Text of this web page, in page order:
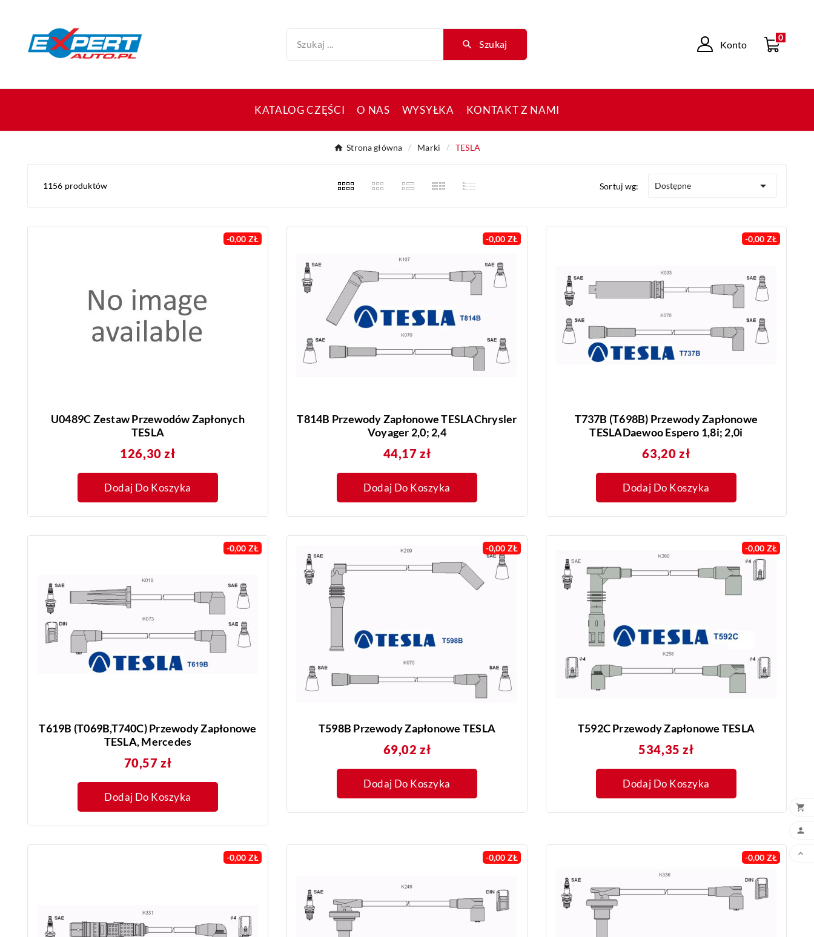
Szukaj Konto
0
KATALOG CZĘŚCI O NAS WYSYŁKA KONTAKT Z NAMI
Strona główna Marki TESLA
1156 produktów Sortuj wg: Dostępne 
-0,00 ZŁ
U0489C Zestaw Przewodów Zapłonych
TESLA
126,30 złCena
Dodaj Do Koszyka
-0,00 ZŁ
T814B Przewody Zapłonowe TESLAChrysler
Voyager 2,0; 2,4
44,17 złCena
Dodaj Do Koszyka
-0,00 ZŁ
T737B (T698B) Przewody Zapłonowe
TESLADaewoo Espero 1,8i; 2,0i
63,20 złCena
Dodaj Do Koszyka
-0,00 ZŁ
T619B (T069B,T740C) Przewody Zapłonowe
TESLA, Mercedes
70,57 złCena
Dodaj Do Koszyka
-0,00 ZŁ
T598B Przewody Zapłonowe TESLA
69,02 złCena
Dodaj Do Koszyka
-0,00 ZŁ
T592C Przewody Zapłonowe TESLA
534,35 złCena
Dodaj Do Koszyka
-0,00 ZŁ -0,00 ZŁ -0,00 ZŁ


